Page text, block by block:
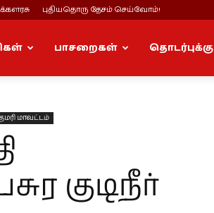
புதியதொரு தேசம் செய்வோம்!
பாசறைகள் தொடர்புக்கு
மாவட்டம்
குடிநீர்